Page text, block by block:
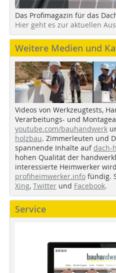
Das Profimagazin für das
Hier geht es zur aktuellen
Weitere Medien und
Videos von Werkzeugtests,
Verarbeitungs- und
youtube.com/bauhandwerk
holzbau. Zimmerleuten und
spannende Inhalte auf dach-
hohen Qualität der
interessierte Heimwerker
profiheimwerker.info fündig.
Xing, Twitter und Facebook.
Service